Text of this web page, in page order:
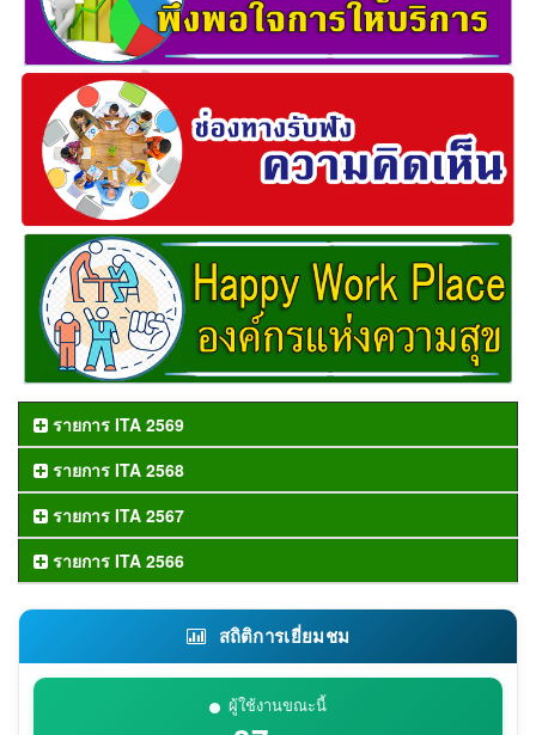
รายการ ITA 2569
รายการ ITA 2568
รายการ ITA 2567
รายการ ITA 2566
สถิติการเยี่ยมชม
ผู้ใช้งานขณะนี้